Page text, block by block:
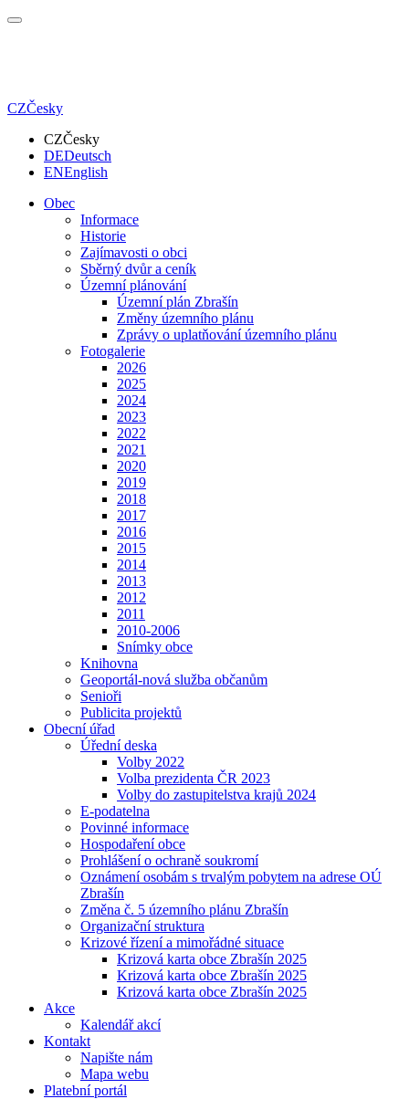
CZČesky
CZČesky
DEDeutsch
ENEnglish
Obec
Informace
Historie
Zajímavosti o obci
Sběrný dvůr a ceník
Územní plánování
Územní plán Zbrašín
Změny územního plánu
Zprávy o uplatňování územního plánu
Fotogalerie
2026
2025
2024
2023
2022
2021
2020
2019
2018
2017
2016
2015
2014
2013
2012
2011
2010-2006
Snímky obce
Knihovna
Geoportál-nová služba občanům
Senioři
Publicita projektů
Obecní úřad
Úřední deska
Volby 2022
Volba prezidenta ČR 2023
Volby do zastupitelstva krajů 2024
E-podatelna
Povinné informace
Hospodaření obce
Prohlášení o ochraně soukromí
Oznámení osobám s trvalým pobytem na adrese OÚ
Zbrašín
Změna č. 5 územního plánu Zbrašín
Organizační struktura
Krizové řízení a mimořádné situace
Krizová karta obce Zbrašín 2025
Krizová karta obce Zbrašín 2025
Krizová karta obce Zbrašín 2025
Akce
Kalendář akcí
Kontakt
Napište nám
Mapa webu
Platební portál